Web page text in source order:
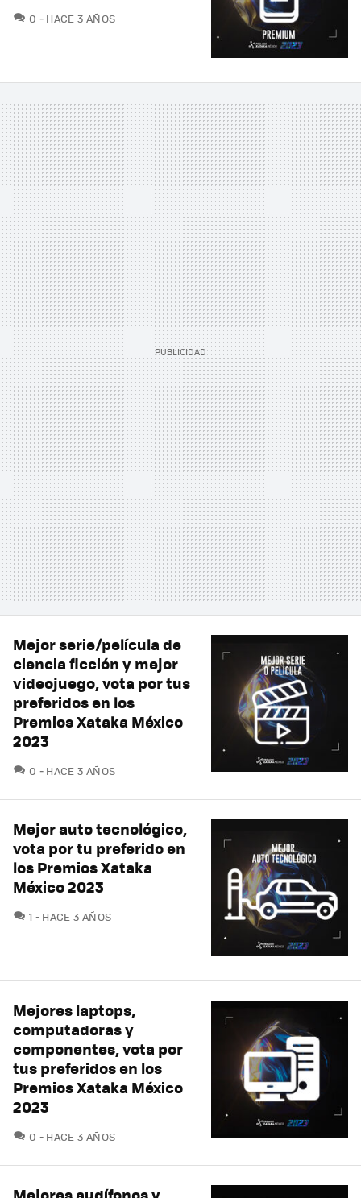
0 COMENTARIOS
HACE 3 AÑOS
Mejor serie/película de
ciencia ficción y mejor
videojuego, vota por tus
preferidos en los
Premios Xataka México
2023
0 COMENTARIOS
HACE 3 AÑOS
Mejor auto tecnológico,
vota por tu preferido en
los Premios Xataka
México 2023
1 COMENTARIOS
HACE 3 AÑOS
Mejores laptops,
computadoras y
componentes, vota por
tus preferidos en los
Premios Xataka México
2023
0 COMENTARIOS
HACE 3 AÑOS